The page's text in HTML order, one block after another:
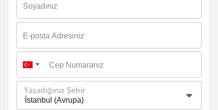
Yaşadığınız Şehir
i
a
B